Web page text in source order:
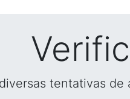
tentativas